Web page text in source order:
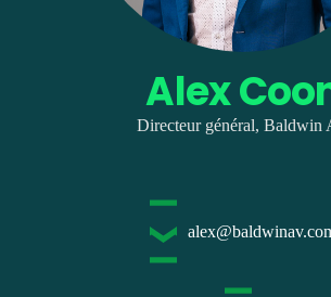
Alex
Directeur général, Baldwin